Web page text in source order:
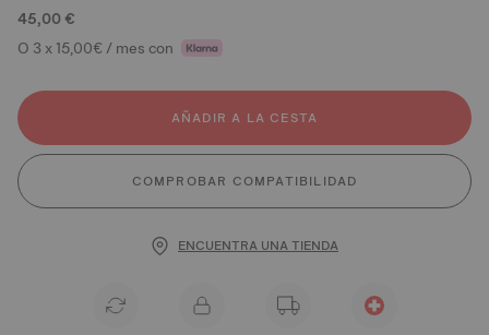
45,00 €
O 3 x 15,00€ / mes con
AÑADIR A LA CESTA
COMPROBAR COMPATIBILIDAD
ENCUENTRA UNA TIENDA